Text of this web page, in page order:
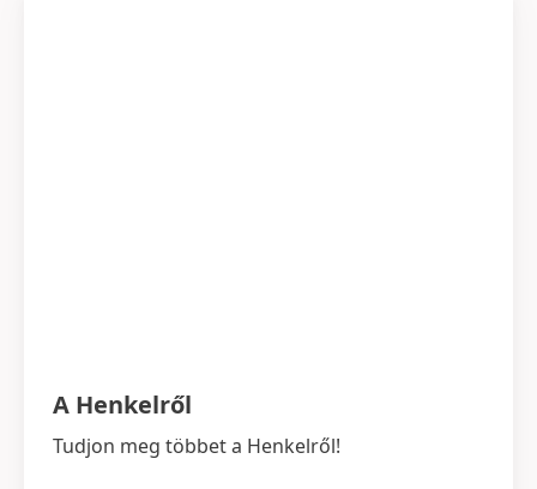
A Henkelről
Tudjon meg többet a Henkelről!